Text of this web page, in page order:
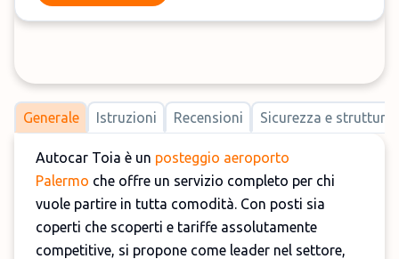
Generale Istruzioni Recensioni Sicurezza e strutture
Autocar Toia è un posteggio aeroporto
Palermo che offre un servizio completo per chi
vuole partire in tutta comodità. Con posti sia
coperti che scoperti e tariffe assolutamente
competitive, si propone come leader nel settore,